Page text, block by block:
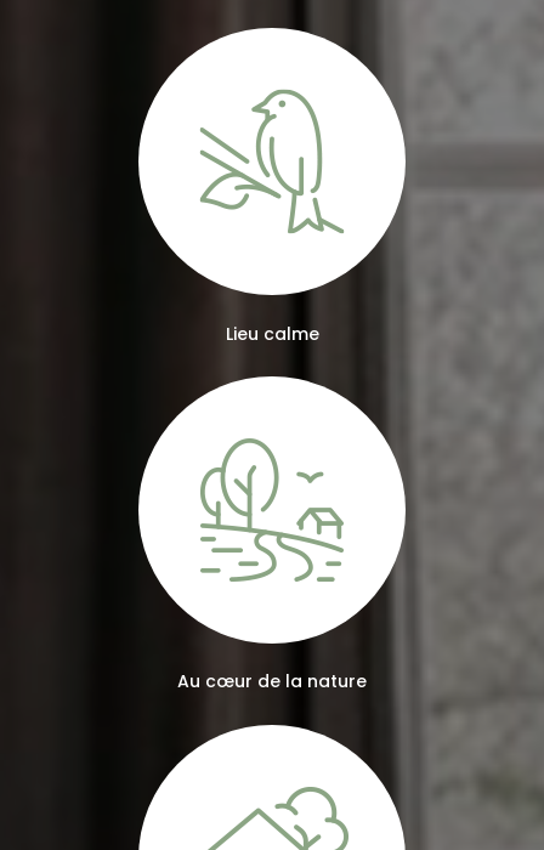
Lieu calme
Au cœur de la nature